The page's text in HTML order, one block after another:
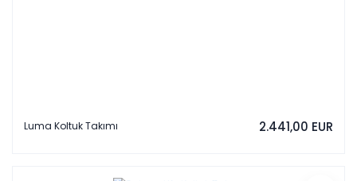
Luma Koltuk Takımı 2.441,00 EUR